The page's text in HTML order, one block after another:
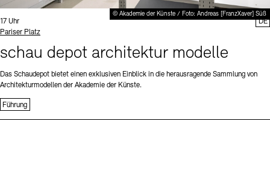
© Akademie der Künste / Foto: Andreas [FranzXaver] Süß
Uhrzeit:
17 Uhr
Standort
Pariser Platz
schau depot architektur modelle
Das Schaudepot bietet einen exklusiven Einblick in die herausragende Sammlung von
Architekturmodellen der Akademie der Künste.
Führung
DE